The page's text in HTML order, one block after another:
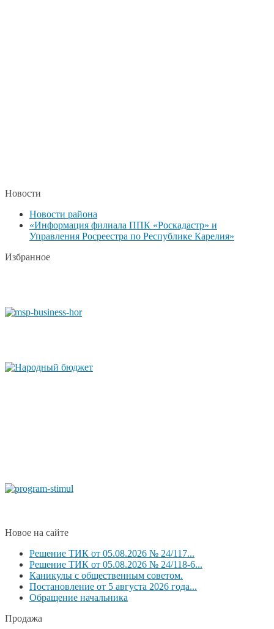
Новости
Новости района
«Информация филиала ППК «Роскадастр» и
Управления Росреестра по Республике Карелия»
Избранное
Новое на сайте
Решение ТИК от 05.08.2026 № 24/117...
Решение ТИК от 05.08.2026 № 24/118-6...
Каникулы с общественным советом.
Постановление от 5 августа 2026 года...
Обращение начальника
Продажа